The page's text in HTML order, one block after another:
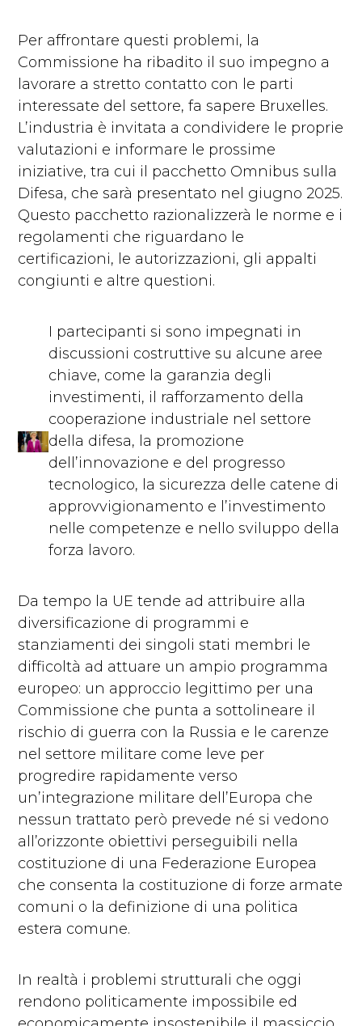
Per affrontare questi problemi, la
Commissione ha ribadito il suo impegno a
lavorare a stretto contatto con le parti
interessate del settore, fa sapere Bruxelles.
L’industria è invitata a condividere le proprie
valutazioni e informare le prossime
iniziative, tra cui il pacchetto Omnibus sulla
Difesa, che sarà presentato nel giugno 2025.
Questo pacchetto razionalizzerà le norme e i
regolamenti che riguardano le
certificazioni, le autorizzazioni, gli appalti
congiunti e altre questioni.
I partecipanti si sono impegnati in
discussioni costruttive su alcune aree
chiave, come la garanzia degli
investimenti, il rafforzamento della
cooperazione industriale nel settore
della difesa, la promozione
dell’innovazione e del progresso
tecnologico, la sicurezza delle catene di
approvvigionamento e l’investimento
nelle competenze e nello sviluppo della
forza lavoro.
Da tempo la UE tende ad attribuire alla
diversificazione di programmi e
stanziamenti dei singoli stati membri le
difficoltà ad attuare un ampio programma
europeo: un approccio legittimo per una
Commissione che punta a sottolineare il
rischio di guerra con la Russia e le carenze
nel settore militare come leve per
progredire rapidamente verso
un’integrazione militare dell’Europa che
nessun trattato però prevede né si vedono
all’orizzonte obiettivi perseguibili nella
costituzione di una Federazione Europea
che consenta la costituzione di forze armate
comuni o la definizione di una politica
estera comune.
In realtà i problemi strutturali che oggi
rendono politicamente impossibile ed